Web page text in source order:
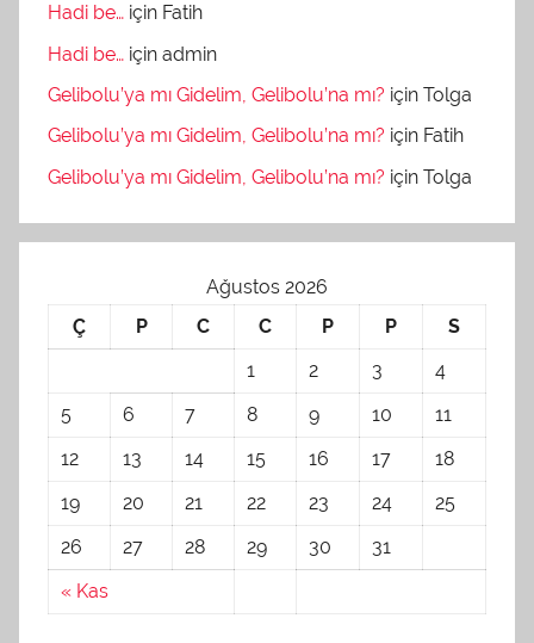
Hadi be… için Fatih
Hadi be… için admin
Gelibolu’ya mı Gidelim, Gelibolu’na mı? için Tolga
Gelibolu’ya mı Gidelim, Gelibolu’na mı? için Fatih
Gelibolu’ya mı Gidelim, Gelibolu’na mı? için Tolga
Ağustos 2026
Ç
P C C P P S
« Kas
1 2 3
4
5
6 7 8 9 10
11
12
13 14 15 16 17
18
19
20 21 22 23 24
25
26
27 28 29 30 31